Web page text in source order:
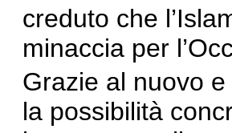
creduto che
minaccia per
Grazie al nuovo
la possibilità